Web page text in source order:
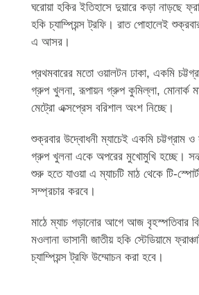
ঘরোয়া হকির ইতিহাসে দুয়ারে কড়া নাড়ছে
হকি চ্যাম্পিয়ন্স ট্রফি। রাত পোহালেই
এ আসর।
প্রথমবারের মতো ওয়ালটন ঢাকা, একমি
গ্রুপ খুলনা, রূপায়ন গ্রুপ কুমিল্লা, মোনার্ক
মেট্রো এক্সপ্রেস বরিশাল অংশ নিচ্ছে।
শুক্রবার উদ্বোধনী ম্যাচেই একমি চট্টগ্রাম ও
গ্রুপ খুলনা একে অপরের মুখোমুখি হচ্ছে।
শুরু হতে যাওয়া এ ম্যাচটি মাঠ থেকে টি-
সম্প্রচার করবে।
মাঠে ম্যাচ গড়ানোর আগে আজ বৃহস্পতিবার
মওলানা ভাসানী জাতীয় হকি স্টেডিয়ামে
চ্যাম্পিয়ন্স ট্রফি উম্মোচন করা হবে।